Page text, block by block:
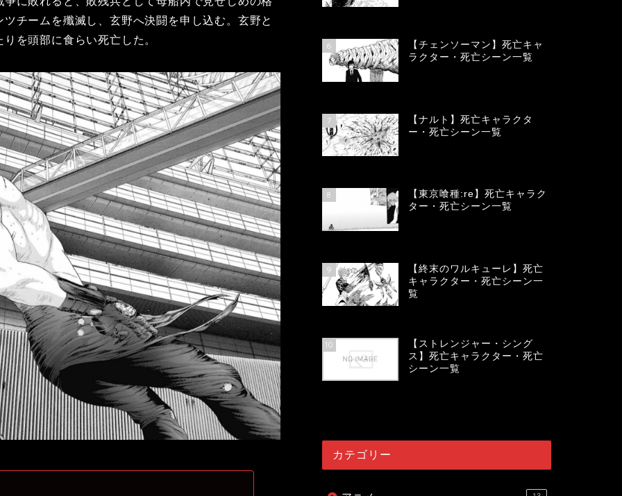
チームを殲滅し、玄野へ決闘を申し込む。玄野と
を頭部に食らい死亡した。
6
【チェンソーマン】死亡キャ
ラクター・死亡シーン一覧
7
【ナルト】死亡キャラクタ
ー・死亡シーン一覧
8
【東京喰種:re】死亡キャラク
ター・死亡シーン一覧
9
【終末のワルキューレ】死亡
キャラクター・死亡シーン一
覧
10
【ストレンジャー・シング
ス】死亡キャラクター・死亡
シーン一覧
カテゴリー